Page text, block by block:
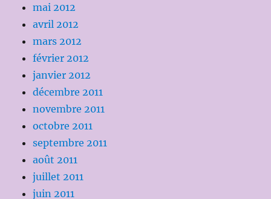
mai 2012
avril 2012
mars 2012
février 2012
janvier 2012
décembre 2011
novembre 2011
octobre 2011
septembre 2011
août 2011
juillet 2011
juin 2011